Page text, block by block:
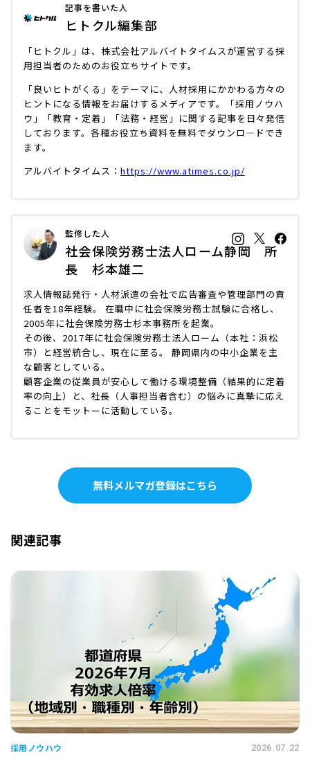
記事を書いた人
ヒトクル編集部
「ヒトクル」は、株式会社アルバイトタイムスが運営する採
用担当者のためのお役立ちサイトです。
「良いヒトがくる」をテーマに、人材採用にかかわる方々の
ヒントになる情報をお届けするメディアです。「採用ノウハ
ウ」「教育・定着」「法務・経営」に関する記事を日々発信
しております。各種お役立ち資料を無料でダウンロ―ドでき
ます。
アルバイトタイムス： https://www.atimes.co.jp/
監修した人
社会保険労務士法人ローム静岡 所
長 杉本雄二
求人情報誌発行・人材派遣の会社で広告審査や管理部門の責
任者を18年経験。 在職中に社会保険労務士試験に合格し、
2005年に社会保険労務士杉本事務所を起業。
その後、2017年に社会保険労務士法人ローム（本社：浜松
市）と経営統合し、現在に至る。 静岡県内の中小企業を主
な顧客としている。
顧客企業の従業員が安心して働ける環境整備（結果的に定着
率の向上）と、社長（人事担当者含む）の悩みに真摯に応え
ることをモットーに活動している。
無料メルマガ登録はこちら
関連記事
採用ノウハウ 2026.07.22